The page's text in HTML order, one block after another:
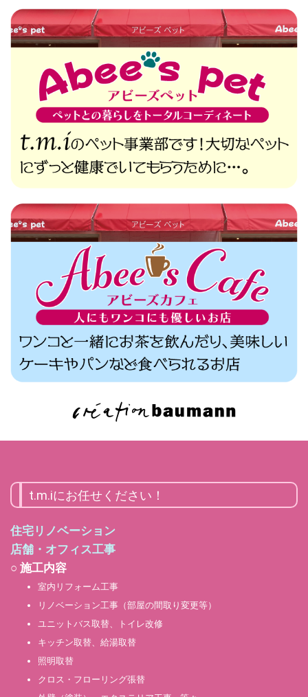
t.m.iにお任せください！
住宅リノベーション
店舗・オフィス工事
○ 施工内容
室内リフォーム工事
リノベーション工事（部屋の間取り変更等）
ユニットバス取替、トイレ改修
キッチン取替、給湯取替
照明取替
クロス・フローリング張替